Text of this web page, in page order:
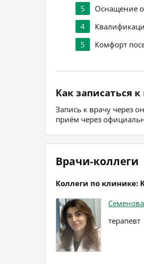
5
Оснащение
4
5
Комфорт
Как записаться
Запись к врачу через
приём через
Врачи-коллеги
Коллеги по клинике:
терапевт